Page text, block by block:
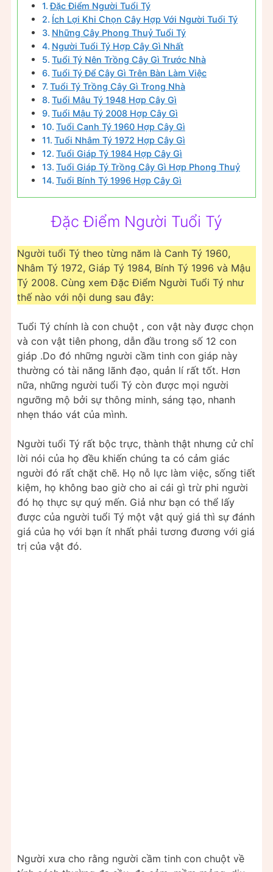
Đặc Điểm Người Tuổi Tý
Ích Lợi Khi Chọn Cây Hợp Với Người Tuổi Tý
Những Cây Phong Thuỷ Tuổi Tý
Người Tuổi Tý Hợp Cây Gì Nhất
Tuổi Tý Nên Trồng Cây Gì Trước Nhà
Tuổi Tý Để Cây Gì Trên Bàn Làm Việc
Tuổi Tý Trồng Cây Gì Trong Nhà
Tuổi Mậu Tý 1948 Hợp Cây Gì
Tuổi Mậu Tý 2008 Hợp Cây Gì
Tuổi Canh Tý 1960 Hợp Cây Gì
Tuổi Nhâm Tý 1972 Hợp Cây Gì
Tuổi Giáp Tý 1984 Hợp Cây Gì
Tuổi Giáp Tý Trồng Cây Gì Hợp Phong Thuỷ
Tuổi Bính Tý 1996 Hợp Cây Gì
Đặc Điểm Người Tuổi Tý
Người tuổi Tý theo từng năm là Canh Tý 1960,
Nhâm Tý 1972, Giáp Tý 1984, Bính Tý 1996 và Mậu
Tý 2008. Cùng xem Đặc Điểm Người Tuổi Tý như
thế nào với nội dung sau đây:
Tuổi Tý chính là con chuột , con vật này được chọn
và con vật tiên phong, dẫn đầu trong số 12 con
giáp .Do đó những người cầm tinh con giáp này
thường có tài năng lãnh đạo, quản lí rất tốt. Hơn
nữa, những người tuổi Tý còn được mọi người
ngưỡng mộ bởi sự thông minh, sáng tạo, nhanh
nhẹn tháo vát của mình.
Người tuổi Tý rất bộc trực, thành thật nhưng cử chỉ
lời nói của họ đều khiến chúng ta có cảm giác
người đó rất chặt chẽ. Họ nỗ lực làm việc, sống tiết
kiệm, họ không bao giờ cho ai cái gì trừ phi người
đó họ thực sự quý mến. Giả như bạn có thể lấy
được của người tuổi Tý một vật quý giá thì sự đánh
giá của họ với bạn ít nhất phải tương đương với giá
trị của vật đó.
Người xưa cho rằng người cầm tinh con chuột về